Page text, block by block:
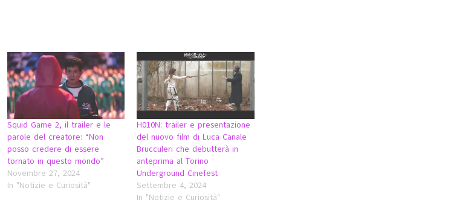
Squid Game 2, il trailer e le
parole del creatore: “Non
posso credere di essere
tornato in questo mondo”
Novembre 27, 2024
In "Notizie e Curiosità"
H010N: trailer e presentazione
del nuovo film di Luca Canale
Brucculeri che debutterà in
anteprima al Torino
Underground Cinefest
Settembre 4, 2024
In "Notizie e Curiosità"